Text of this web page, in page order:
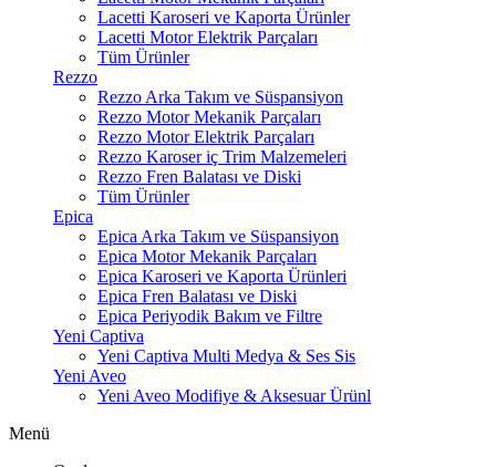
Lacetti Karoseri ve Kaporta Ürünler
Lacetti Motor Elektrik Parçaları
Tüm Ürünler
Rezzo
Rezzo Arka Takım ve Süspansiyon
Rezzo Motor Mekanik Parçaları
Rezzo Motor Elektrik Parçaları
Rezzo Karoser iç Trim Malzemeleri
Rezzo Fren Balatası ve Diski
Tüm Ürünler
Epica
Epica Arka Takım ve Süspansiyon
Epica Motor Mekanik Parçaları
Epica Karoseri ve Kaporta Ürünleri
Epica Fren Balatası ve Diski
Epica Periyodik Bakım ve Filtre
Yeni Captiva
Yeni Captiva Multi Medya & Ses Sis
Yeni Aveo
Yeni Aveo Modifiye & Aksesuar Ürünl
Menü